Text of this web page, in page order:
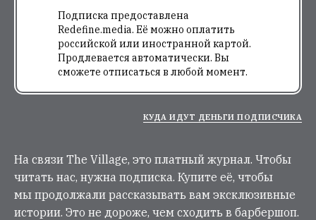
Подписка предоставлена
Redefine.media. Её можно оплатить
российской или иностранной картой.
Продлевается автоматически. Вы
сможете отписаться в любой момент.
КУДА ИДУТ ДЕНЬГИ ПОДПИСЧИКА
На связи The Village, это платный журнал. Чтобы
читать нас, нужна подписка. Купите её, чтобы
мы продолжали рассказывать вам эксклюзивные
истории. Это не дороже, чем сходить в барбершоп.